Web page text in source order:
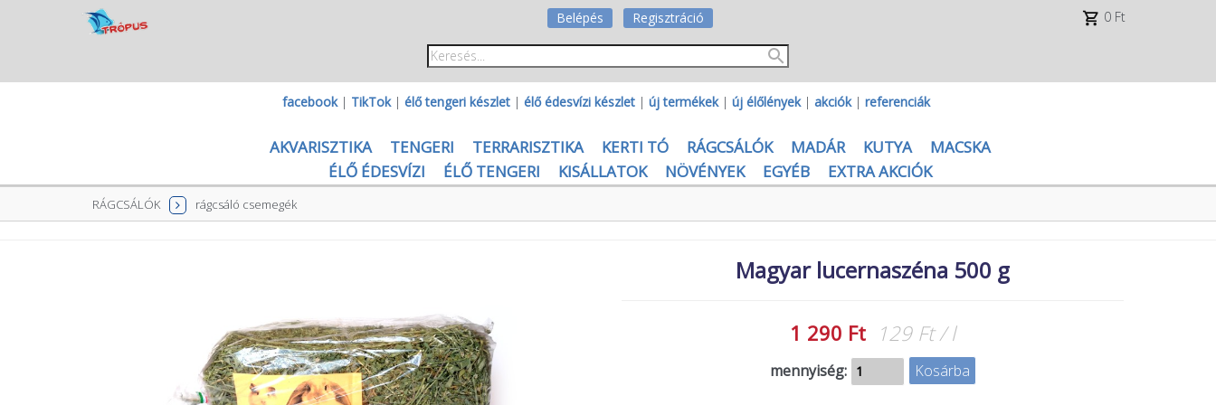
Belépés Regisztráció 0 Ft
facebook| TikTok| élő tengeri készlet | élő édesvízi készlet | új termékek| új élőlények| akciók| referenciák
AKVARISZTIKA TENGERI TERRARISZTIKA KERTI TÓ RÁGCSÁLÓK MADÁR KUTYA
MACSKA
ÉLŐ ÉDESVÍZI
ÉLŐ TENGERI KISÁLLATOK NÖVÉNYEK EGYÉB EXTRA AKCIÓK
RÁGCSÁLÓK rágcsáló csemegék
Magyar lucernaszéna 500 g
1 290 Ft 129 Ft / l
mennyiség: